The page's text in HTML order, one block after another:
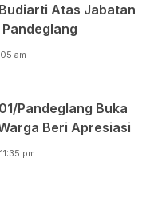
Atas Jabatan
am
Pandeglang Buka
Beri Apresiasi
pm